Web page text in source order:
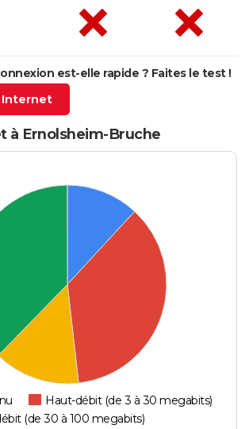
est-elle rapide ? Faites le test !
Internet
à Ernolsheim-Bruche
Haut-débit (de 3 à 30 megabits)
(de 30 à 100 megabits)